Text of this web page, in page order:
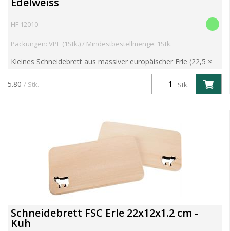
HF 12010
Packungen: VPE (1Stk.) / Mindestbestellmenge: 1Stk.
Kleines Schneidebrett aus massiver europäischer Erle (22,5 ×
12,5 × 1,2 cm). Robust, langlebig und ideal für den täglichen
Einsatz – auch perfekt für Kinderhände. Mit dek...
Stk.
5.80 / Stk.
Schneidebrett FSC Erle 22x12x1.2 cm -
Kuh